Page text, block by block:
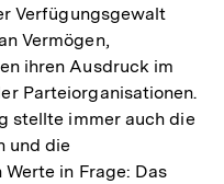
Verfügungsgewalt
Vermögen,
ihren Ausdruck im
Parteiorganisationen.
stellte immer auch die
und die
in Frage: Das